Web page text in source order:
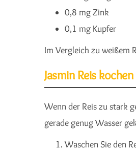
0,8 mg Zink
0,1 mg Kupfer
Im Vergleich zu weißem
Jasmin Reis
Wenn der Reis zu stark
gerade genug Wasser
Waschen Sie den